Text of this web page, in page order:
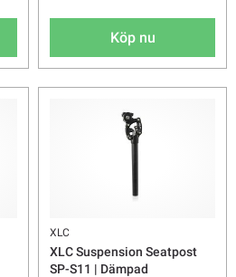
Köp nu
XLC
XLC Suspension Seatpost
SP-S11 | Dämpad